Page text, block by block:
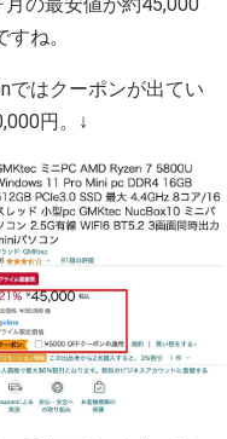
ね。
ではクーポンが出てい
円。↓